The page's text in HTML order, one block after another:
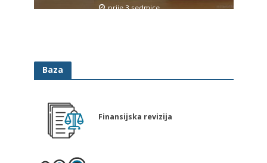
prije 3 sedmice
Baza
Finansijska revizija